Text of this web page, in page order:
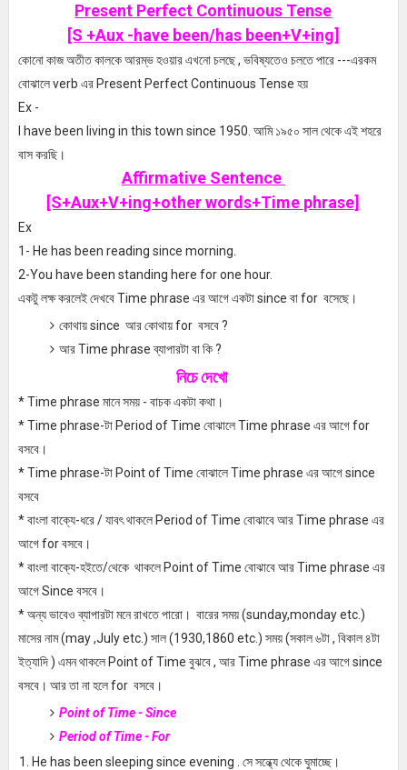
Present Perfect Continuous Tense
[S +Aux -have been/has been+V+ing]
কোনো কাজ অতীত কালকে আরম্ভ হওয়ার এখনো চলছে , ভবিষ্যতেও চলতে পারে ---এরকম
বোঝালে verb এর Present Perfect Continuous Tense হয়
Ex -
I have been living in this town since 1950. আমি ১৯৫০ সাল থেকে এই শহরে
বাস করছি।
Affirmative Sentence
[S+Aux+V+ing+other words+Time phrase]
Ex
1- He has been reading since morning.
2-You have been standing here for one hour.
একটু লক্ষ করলেই দেখবেTime phrase এর আগে একটা since বা for বসেছে।
কোথায় since আর কোথায় for বসবে ?
আর Time phrase ব্যাপারটা বা কি ?
নিচে দেখো
* Time phrase মানে সময় - বাচক একটা কথা।
* Time phrase-টা Period of Time বোঝালে Time phrase এর আগে for
বসবে।
* Time phrase-টা Point of Time বোঝালে Time phrase এর আগে since
বসবে
* বাংলা বাক্যে-ধরে / যাবৎ থাকলে Period of Time বোঝাবে আর Time phrase এর
আগে for বসবে।
* বাংলা বাক্যে-হইতে/থেকে থাকলে Point of Time বোঝাবে আর Time phrase এর
আগে Since বসবে।
* অন্য ভাবেও ব্যাপারটা মনে রাখতে পারো। বারের সময় (sunday,monday etc.)
মাসের নাম (may ,July etc.) সাল (1930,1860 etc.) সময় (সকাল ৬টা , বিকাল ৪টা
ইত্যাদি ) এমন থাকলে Point of Time বুঝবে , আর Time phrase এর আগে since
বসবে। আর তা না হলে for বসবে।
Point of Time - Since
Period of Time - For
He has been sleeping since evening . সে সন্ধ্যে থেকে ঘুমাচ্ছে।